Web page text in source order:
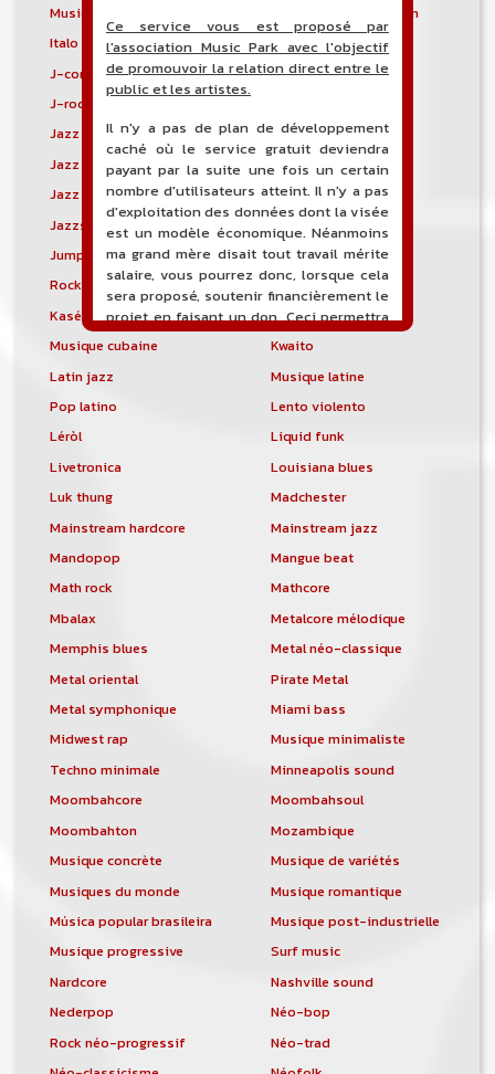
Musique irlandaise
Rock progressif italien
Italo Disco
Italo house
J-core
J-pop
J-rock
Jazz blues
Jazz modal
Jazz Nouvelle-Orléans
Jazz punk
Jazz vocal
Jazz-funk
Jazzstep
Jersey club
Jump blues
Jump-up
Rock canadien
Kansas City blues
Kasékò
Kizomba
Musique cubaine
Kwaito
Latin jazz
Musique latine
Pop latino
Lento violento
Léròl
Liquid funk
Livetronica
Louisiana blues
Luk thung
Madchester
Mainstream hardcore
Mainstream jazz
Mandopop
Mangue beat
Math rock
Mathcore
Mbalax
Metalcore mélodique
Memphis blues
Metal néo-classique
Metal oriental
Pirate Metal
Metal symphonique
Miami bass
Midwest rap
Musique minimaliste
Techno minimale
Minneapolis sound
Moombahcore
Moombahsoul
Moombahton
Mozambique
Musique concrète
Musique de variétés
Musiques du monde
Musique romantique
Música popular brasileira
Musique post-industrielle
Musique progressive
Surf music
Nardcore
Nashville sound
Nederpop
Néo-bop
Rock néo-progressif
Néo-trad
Ce service vous est proposé par
l'association Music Park avec l'objectif
de promouvoir la relation direct entre le
public et les artistes.
Il n'y a pas de plan de développement
caché où le service gratuit deviendra
payant par la suite une fois un certain
nombre d'utilisateurs atteint. Il n'y a pas
d'exploitation des données dont la visée
est un modèle économique. Néanmoins
ma grand mère disait tout travail mérite
salaire, vous pourrez donc, lorsque cela
sera proposé, soutenir financièrement le
projet en faisant un don. Ceci permettra
de financer l'hébergement, le nom de
de développement du site, et peut-être
une campagne de communication. Il va
comptabilité sera totalement publique
visible directement sur le site.
Un nouveau service de petites annonces
pour musicien vous est proposé sur le
site. Ce service permet, lorsque vous
êtes musiciens ou un groupe, un
orchestre, DJ, etc... de chercher un/des